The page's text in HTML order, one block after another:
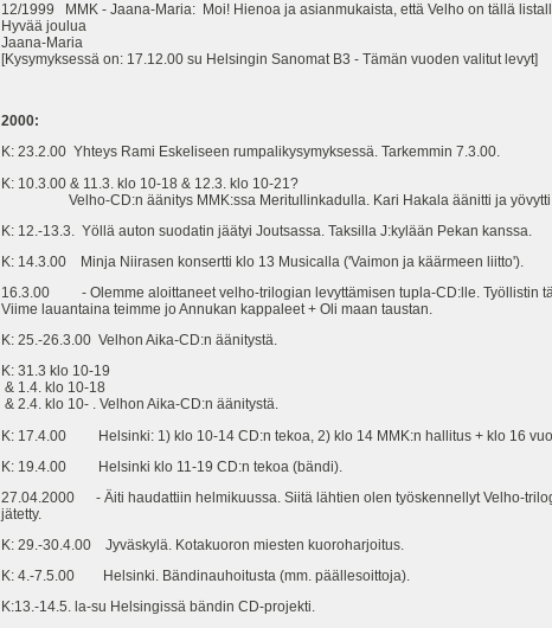
12/1999 MMK - Jaana-Maria: Moi! Hienoa ja asianmukaista, että Velho on tällä
Hyvää joulua
Jaana-Maria
[Kysymyksessä on: 17.12.00 su Helsingin Sanomat B3 - Tämän vuoden valitut levyt]
2000:
K: 23.2.00 Yhteys Rami Eskeliseen rumpalikysymyksessä. Tarkemmin 7.3.00.
K: 10.3.00 & 11.3. klo 10-18 & 12.3. klo 10-21?
Velho-CD:n äänitys MMK:ssa Meritullinkadulla. Kari Hakala äänitti ja yövytti
K: 12.-13.3. Yöllä auton suodatin jäätyi Joutsassa. Taksilla J:kylään Pekan kanssa.
K: 14.3.00 Minja Niirasen konsertti klo 13 Musicalla ('Vaimon ja käärmeen liitto').
16.3.00 - Olemme aloittaneet velho-trilogian levyttämisen tupla-CD:lle. Työllistin
Viime lauantaina teimme jo Annukan kappaleet + Oli maan taustan.
K: 25.-26.3.00 Velhon Aika-CD:n äänitystä.
K: 31.3 klo 10-19
& 1.4. klo 10-18
& 2.4. klo 10- . Velhon Aika-CD:n äänitystä.
K: 17.4.00 Helsinki: 1) klo 10-14 CD:n tekoa, 2) klo 14 MMK:n hallitus + klo 16
K: 19.4.00 Helsinki klo 11-19 CD:n tekoa (bändi).
27.04.2000 - Äiti haudattiin helmikuussa. Siitä lähtien olen työskennellyt Velho-
jätetty.
K: 29.-30.4.00 Jyväskylä. Kotakuoron miesten kuoroharjoitus.
K: 4.-7.5.00 Helsinki. Bändinauhoitusta (mm. päällesoittoja).
K:13.-14.5. la-su Helsingissä bändin CD-projekti.